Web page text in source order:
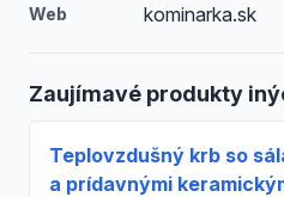
Web kominarka.sk
Zaujímavé produkty
Teplovzdušný krb so
a prídavnými